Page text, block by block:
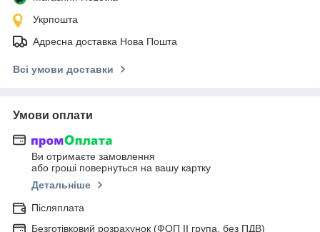
Укрпошта
Адресна доставка Нова Пошта
Всі умови доставки
Умови оплати
Ви отримаєте замовлення
або гроші повернуться на вашу картку
Детальніше
Післяплата
Безготівковий розрахунок (ФОП ІІ група, без ПДВ)